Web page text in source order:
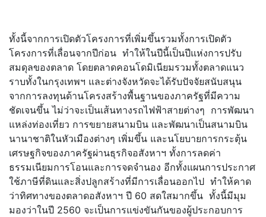
ทั้งนี้จากการเปิดตัวโครงการที่เพิ่มขึ้นรวมทั้งการเปิดตัว
โครงการที่เลื่อนจากปีก่อน ทำให้ในปีนี้เป็นปีแห่งการปรับ
สมดุลของตลาด โดยตลาดคอนโดมิเนียมรวมทั้งตลาดแนว
ราบทั้งในกรุงเทพฯ และต่างจังหวัดจะได้รับปัจจัยสนับสนุน
จากการลงทุนด้านโครงสร้างพื้นฐานของภาครัฐที่มีความ
ชัดเจนขึ้น ไม่ว่าจะเป็นเส้นทางรถไฟฟ้าสายต่างๆ การพัฒนา
แหล่งท่องเที่ยว การขยายสนามบิน และพัฒนาเป็นสนามบิน
นานาชาติในหัวเมืองต่างๆ เพิ่มขึ้น และนโยบายการกระตุ้น
เศรษฐกิจของภาครัฐผ่านธุรกิจอสังหาฯ ทั้งการลดค่า
ธรรมเนียมการโอนและการจดจำนอง อีกทั้งแผนการประกาศ
ใช้ภาษีที่ดินและสิ่งปลูกสร้างที่มีการเลื่อนออกไป ทำให้คาด
ว่าทิศทางของตลาดอสังหาฯ ปี 60 สดใสมากขึ้น ทั้งนี้มีมุม
มองว่าในปี 2560 จะเป็นการแข่งขันกันของผู้ประกอบการ